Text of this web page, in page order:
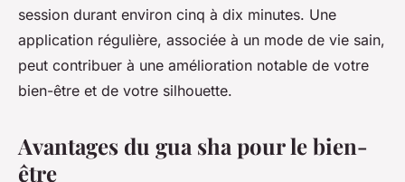
session durant environ cinq à dix minutes. Une
application régulière, associée à un mode de vie sain,
peut contribuer à une amélioration notable de votre
bien-être et de votre silhouette.
Avantages du gua sha pour le bien-
être